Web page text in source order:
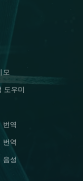
모
도우미
번역
번역
음성